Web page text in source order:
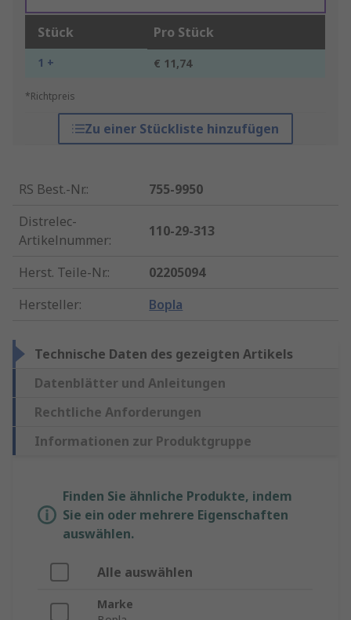
Stück Pro Stück
1 + € 11,74
*Richtpreis
Zu einer Stückliste hinzufügen
RS Best.-Nr.:
755-9950
Distrelec-
Artikelnummer:
110-29-313
Herst. Teile-Nr.:
02205094
Hersteller: Bopla
Technische Daten des gezeigten Artikels
Datenblätter und Anleitungen
Rechtliche Anforderungen
Informationen zur Produktgruppe
Finden Sie ähnliche Produkte, indem
Sie ein oder mehrere Eigenschaften
auswählen.
Alle auswählen
Marke